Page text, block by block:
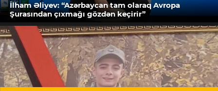
İlham Əliyev: “Azərbaycan tam olaraq Avropa
Şurasından çıxmağı gözdən keçirir”